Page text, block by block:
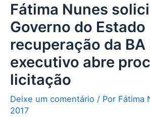
Fátima Nunes
Governo do Estado
recuperação da BA
executivo abre
licitação
Deixe um comentário / Por Fátima
2017